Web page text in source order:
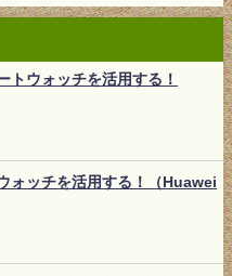
トウォッチを活用する！
ォッチを活用する！（Huawei